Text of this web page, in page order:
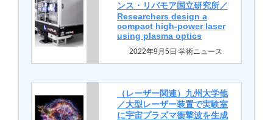
ンス・リバモア国立研究所／
Researchers design a
compact high-power laser
using plasma optics
2022年9月5日 学術ニュース
（レーザー関連）九州大学他
／大型レーザー装置で実験室
に宇宙プラズマ衝撃波を生成